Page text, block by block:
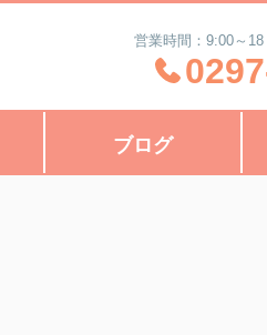
営業時間：9:00～
ブログ